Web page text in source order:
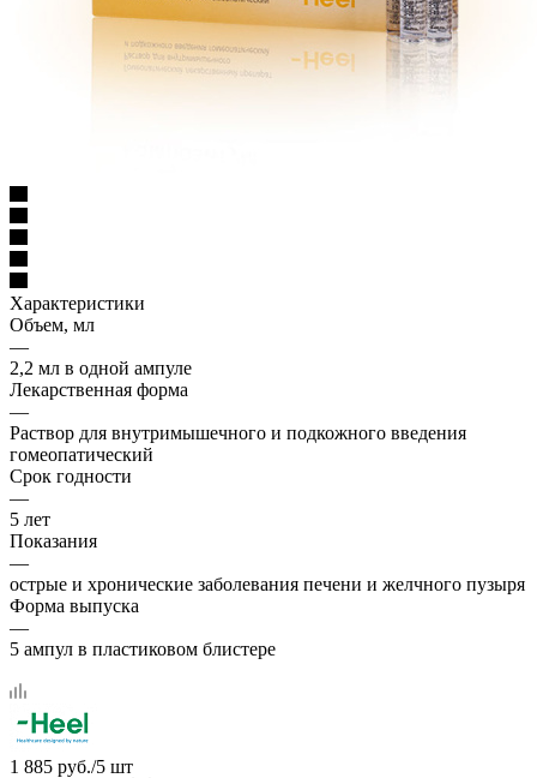
Характеристики
Объем, мл
—
2,2 мл в одной ампуле
Лекарственная форма
—
Раствор для внутримышечного и подкожного введения
гомеопатический
Срок годности
—
5 лет
Показания
—
острые и хронические заболевания печени и желчного пузыря
Форма выпуска
—
5 ампул в пластиковом блистере
1 885 руб./5 шт